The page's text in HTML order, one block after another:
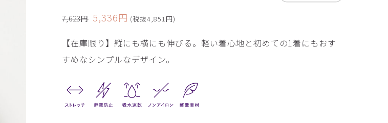
7,623円 5,336円 (税抜4,851円)
【在庫限り】縦にも横にも伸びる。軽い着心地と初めての1着にもおす
すめなシンプルなデザイン。